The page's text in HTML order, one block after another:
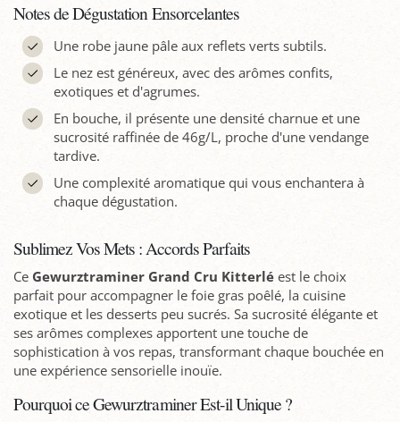
Notes de Dégustation Ensorcelantes
Une robe jaune pâle aux reflets verts subtils.
Le nez est généreux, avec des arômes confits,
exotiques et d'agrumes.
En bouche, il présente une densité charnue et une
sucrosité raffinée de 46g/L, proche d'une vendange
tardive.
Une complexité aromatique qui vous enchantera à
chaque dégustation.
Sublimez Vos Mets : Accords Parfaits
Ce Gewurztraminer Grand Cru Kitterlé est le choix
parfait pour accompagner le foie gras poêlé, la cuisine
exotique et les desserts peu sucrés. Sa sucrosité élégante et
ses arômes complexes apportent une touche de
sophistication à vos repas, transformant chaque bouchée en
une expérience sensorielle inouïe.
Pourquoi ce Gewurztraminer Est-il Unique ?